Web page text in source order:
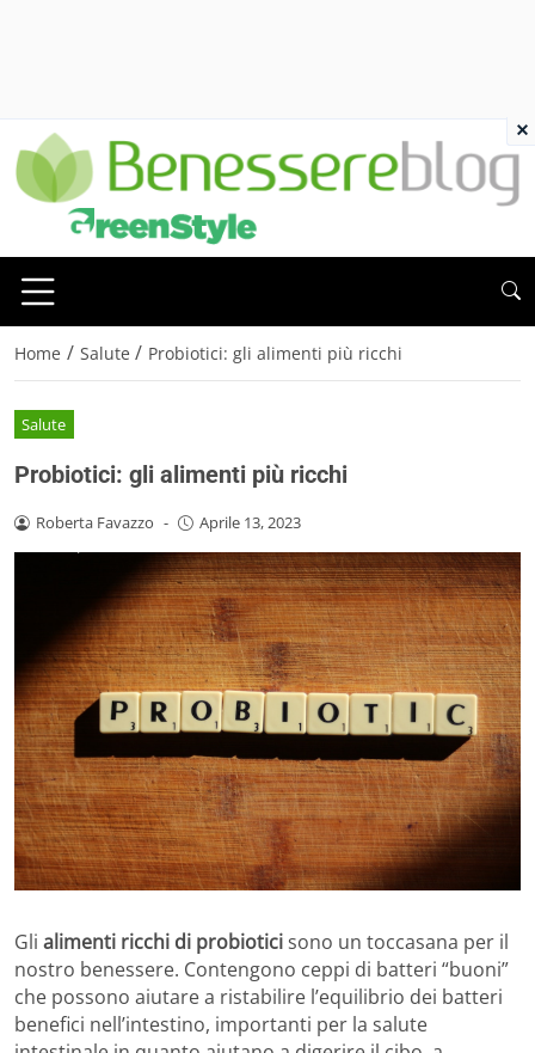
Home / Salute / Probiotici: gli alimenti più ricchi
Salute
Probiotici: gli alimenti più ricchi
Roberta Favazzo - Aprile 13, 2023
Gli alimenti ricchi di probioticisono un toccasana per il
nostro benessere. Contengono ceppi di batteri “buoni”
che possono aiutare a ristabilire l’equilibrio dei batteri
benefici nell’intestino, importanti per la salute
×